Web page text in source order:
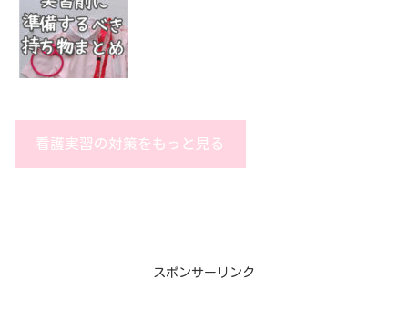
看護実習の対策をもっと見る
スポンサーリンク